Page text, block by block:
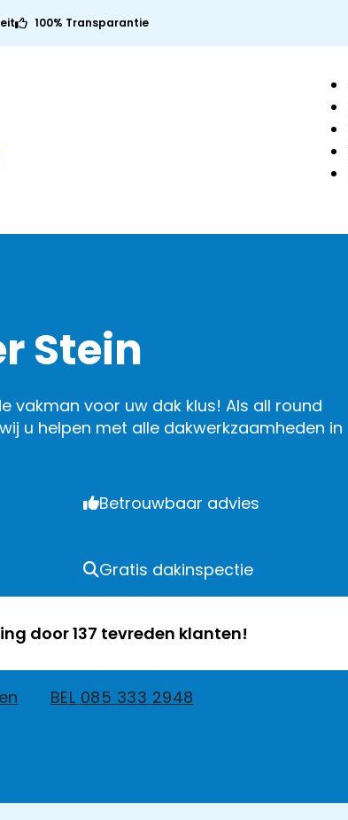
100% Transparantie
Stein
vakman voor uw dak klus! Als all round
u helpen met alle dakwerkzaamheden in
Betrouwbaar advies
Gratis dakinspectie
door 137 tevreden klanten!
BEL 085 333 2948